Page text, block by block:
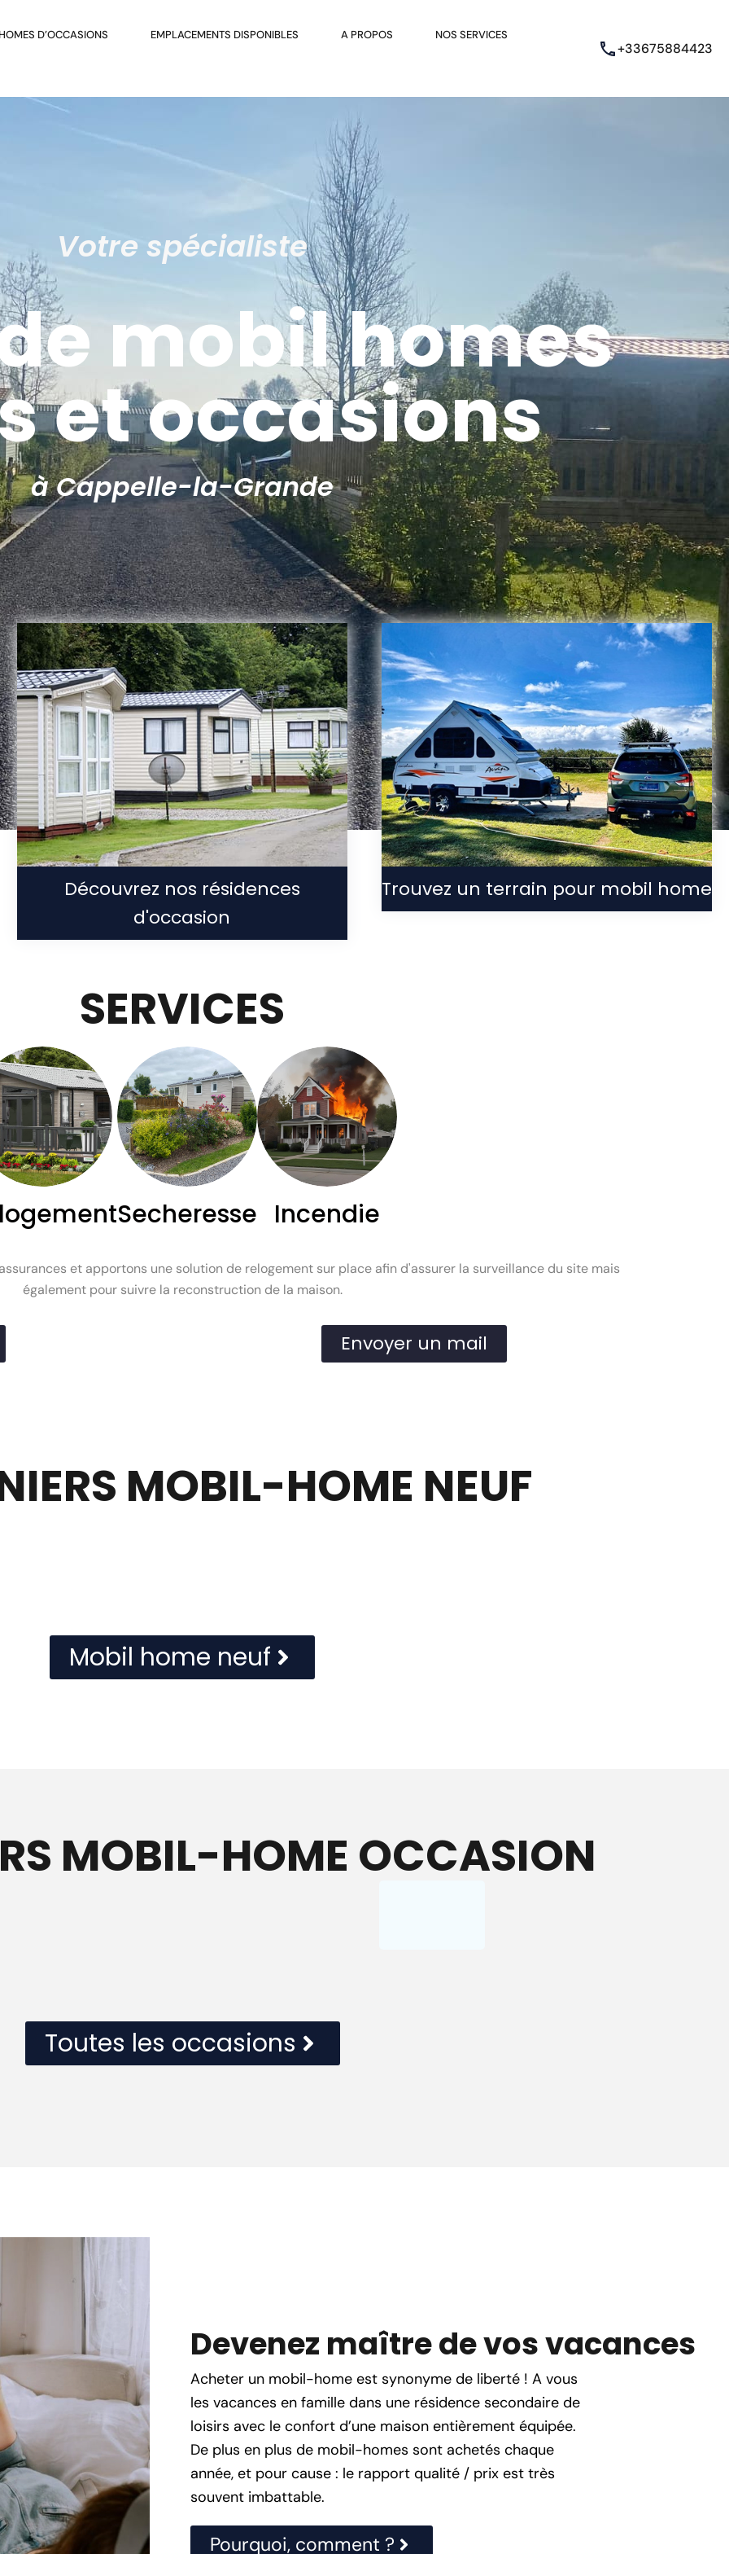
D’OCCASIONS EMPLACEMENTS DISPONIBLES A PROPOS NOS SERVICES
+33675884423
Votre spécialiste
mobil homes
et occasions
à Cappelle-la-Grande
Découvrez nos résidences
d'occasion
Trouvez un terrain pour mobil home
SERVICES
Secheresse Incendie
et apportons une solution de relogement sur place afin d'assurer la surveillance du site mais
également pour suivre la reconstruction de la maison.
Envoyer un mail
MOBIL-HOME NEUF
Mobil home neuf
MOBIL-HOME OCCASION
Toutes les occasions
Devenez maître de vos vacances
Acheter un mobil-home est synonyme de liberté ! A vous
les vacances en famille dans une résidence secondaire de
loisirs avec le confort d’une maison entièrement équipée.
De plus en plus de mobil-homes sont achetés chaque
année, et pour cause : le rapport qualité / prix est très
souvent imbattable.
Pourquoi, comment ?